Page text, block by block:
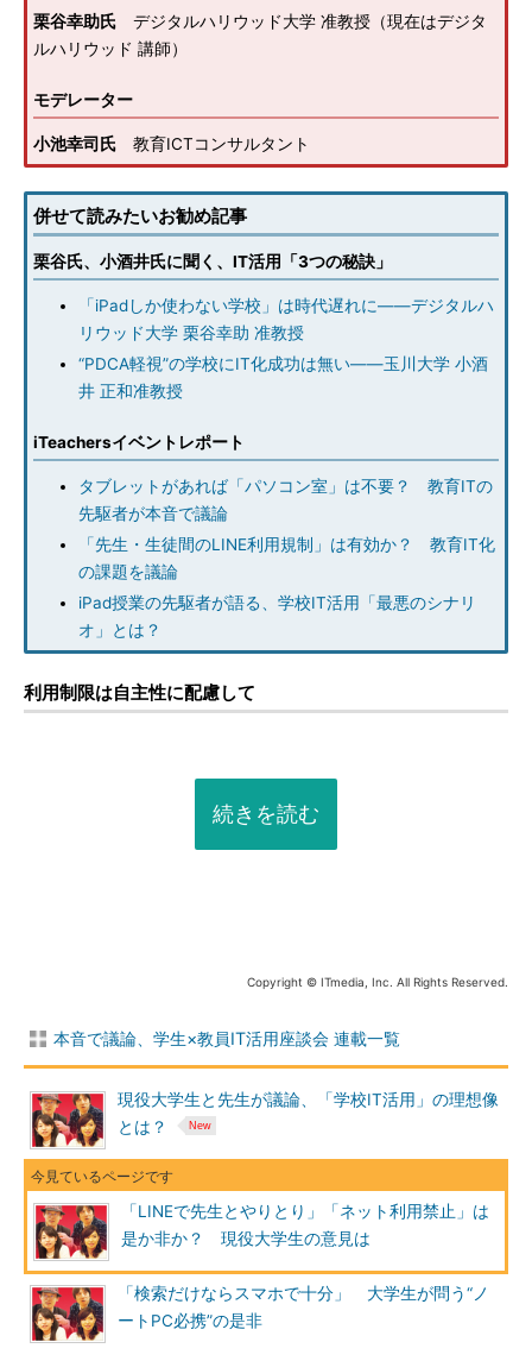
栗谷幸助氏 デジタルハリウッド大学 准教授（現在はデジタ
ルハリウッド 講師）
モデレーター
小池幸司氏 教育ICTコンサルタント
併せて読みたいお勧め記事
栗谷氏、小酒井氏に聞く、IT活用「3つの秘訣」
「iPadしか使わない学校」は時代遅れに――デジタルハ
リウッド大学 栗谷幸助 准教授
“PDCA軽視”の学校にIT化成功は無い――玉川大学 小酒
井 正和准教授
iTeachersイベントレポート
タブレットがあれば「パソコン室」は不要？ 教育ITの
先駆者が本音で議論
「先生・生徒間のLINE利用規制」は有効か？ 教育IT化
の課題を議論
iPad授業の先駆者が語る、学校IT活用「最悪のシナリ
オ」とは？
利用制限は自主性に配慮して
続きを読む
Copyright © ITmedia, Inc. All Rights Reserved.
本音で議論、学生×教員IT活用座談会 連載一覧
現役大学生と先生が議論、「学校IT活用」の理想像
とは？
「LINEで先生とやりとり」「ネット利用禁止」は
是か非か？ 現役大学生の意見は
「検索だけならスマホで十分」 大学生が問う“ノ
ートPC必携”の是非